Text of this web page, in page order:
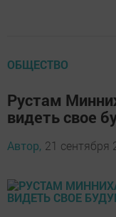
ОБЩЕСТВО
Рустам
видеть свое
Автор, 21 сентября